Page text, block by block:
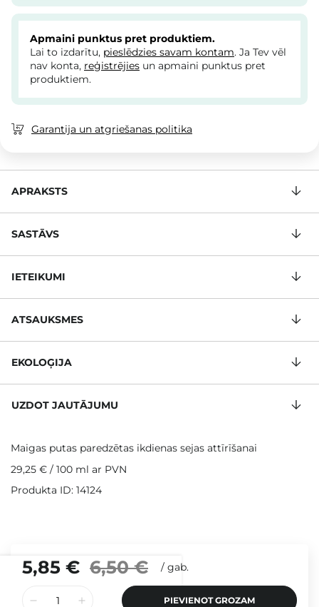
5,85 € 6,50 € / gab.
PIEVIENOT GROZAM
Apmaini punktus pret produktiem.
Lai to izdarītu, pieslēdzies savam kontam. Ja Tev vēl
nav konta, reģistrējies un apmaini punktus pret
produktiem.
Garantija un atgriešanas politika
APRAKSTS
SASTĀVS
IETEIKUMI
ATSAUKSMES
EKOLOĢIJA
UZDOT JAUTĀJUMU
Maigas putas paredzētas ikdienas sejas attīrīšanai
29,25 € / 100 ml ar PVN
Produkta ID: 14124